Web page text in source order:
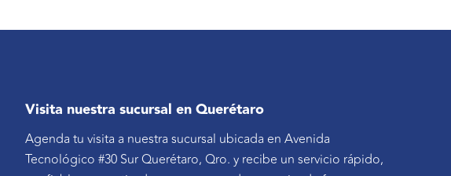
Visita nuestra sucursal en Querétaro
Agenda tu visita a nuestra sucursal ubicada en Avenida
Tecnológico #30 Sur Querétaro, Qro. y recibe un servicio rápido,